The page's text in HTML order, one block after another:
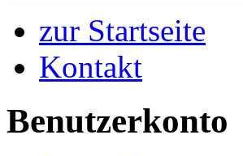
zur Startseite
Kontakt
Benutzerkonto